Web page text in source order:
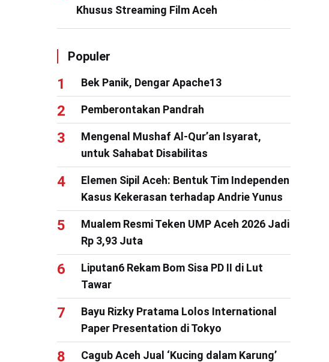
Khusus Streaming Film Aceh
Populer
Bek Panik, Dengar Apache13
Pemberontakan Pandrah
Mengenal Mushaf Al-Qur’an Isyarat,
untuk Sahabat Disabilitas
Elemen Sipil Aceh: Bentuk Tim Independen
Kasus Kekerasan terhadap Andrie Yunus
Mualem Resmi Teken UMP Aceh 2026 Jadi
Rp 3,93 Juta
Liputan6 Rekam Bom Sisa PD II di Lut
Tawar
Bayu Rizky Pratama Lolos International
Paper Presentation di Tokyo
Cagub Aceh Jual ‘Kucing dalam Karung’